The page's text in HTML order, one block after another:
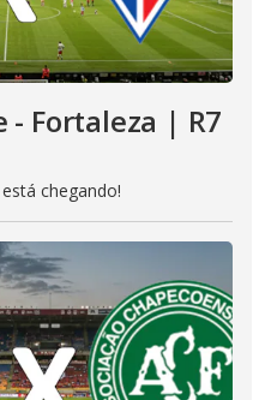
- Fortaleza | R7
chegando!